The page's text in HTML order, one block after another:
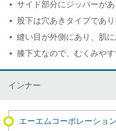
サイド部分にジッパーがあ
股下は穴あきタイプであり
縫い目が外側にあり、肌
膝下丈なので、むくみや
インナー
エーエムコーポレーショ